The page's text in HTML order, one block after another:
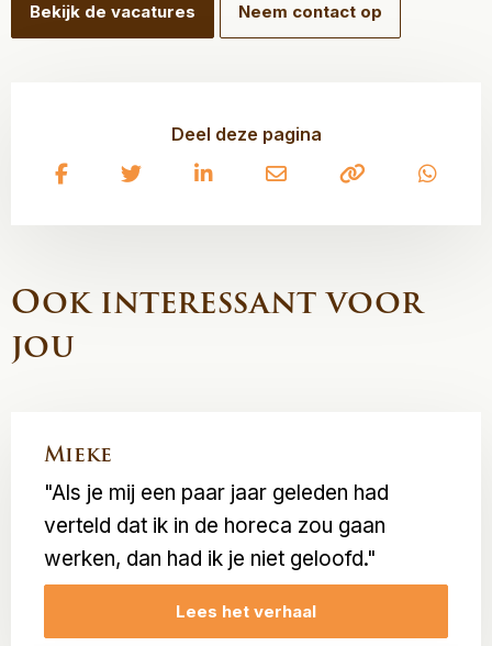
Bekijk de vacatures Neem contact op
Deel deze pagina
Delen
Delen
Delen
Delen
KopiërenDelen
Ook interessant voor
jou
Mieke
"Als je mij een paar jaar geleden had
verteld dat ik in de horeca zou gaan
werken, dan had ik je niet geloofd."
Lees het verhaal